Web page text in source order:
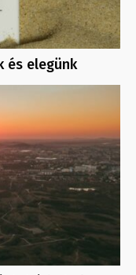
és elegünk